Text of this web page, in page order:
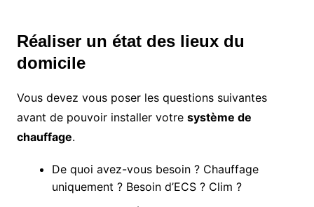
Réaliser un état des lieux du
domicile
Vous devez vous poser les questions suivantes
avant de pouvoir installer votre système de
chauffage.
De quoi avez-vous besoin ? Chauffage
uniquement ? Besoin d’ECS ? Clim ?